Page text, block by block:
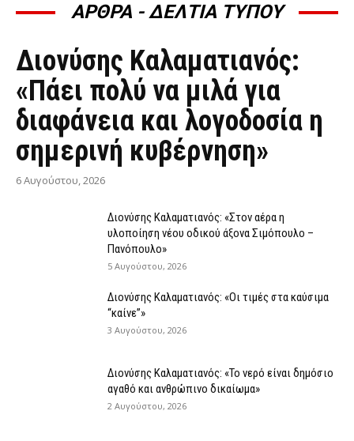
ΑΡΘΡΑ - ΔΕΛΤΙΑ ΤΥΠΟΥ
ΆΡΘΡΑ - ΔΕΛΤΊΑ ΤΎΠΟΥ
Διονύσης Καλαματιανός:
«Πάει πολύ να μιλά για
διαφάνεια και λογοδοσία η
σημερινή κυβέρνηση»
6 Αυγούστου, 2026
Διονύσης Καλαματιανός: «Στον αέρα η
υλοποίηση νέου οδικού άξονα Σιμόπουλο –
Πανόπουλο»
5 Αυγούστου, 2026
Διονύσης Καλαματιανός: «Οι τιμές στα καύσιμα
“καίνε”»
3 Αυγούστου, 2026
Διονύσης Καλαματιανός: «Το νερό είναι δημόσιο
αγαθό και ανθρώπινο δικαίωμα»
2 Αυγούστου, 2026